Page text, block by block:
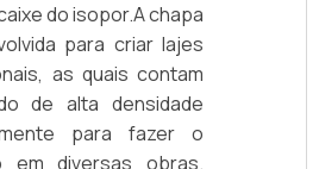
do isopor.A chapa
para criar lajes
as quais contam
de alta densidade
para fazer o
em diversas obras.